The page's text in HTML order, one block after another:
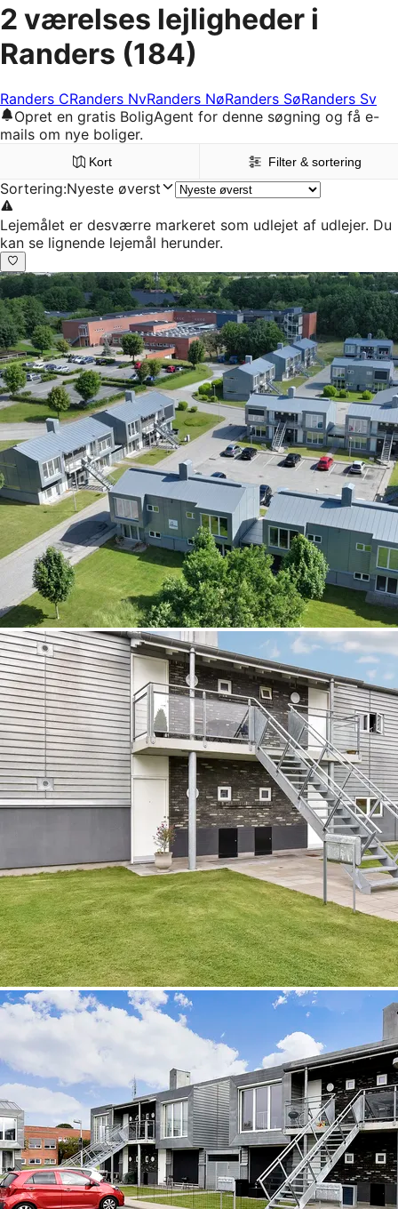
2 værelses lejligheder i
Randers (184)
Randers CRanders NvRanders NøRanders SøRanders Sv
Opret en gratis BoligAgent for denne søgning og få e-
mails om nye boliger.
Kort Filter & sortering
Sortering:Nyeste øverst
Lejemålet er desværre markeret som udlejet af udlejer. Du
kan se lignende lejemål herunder.